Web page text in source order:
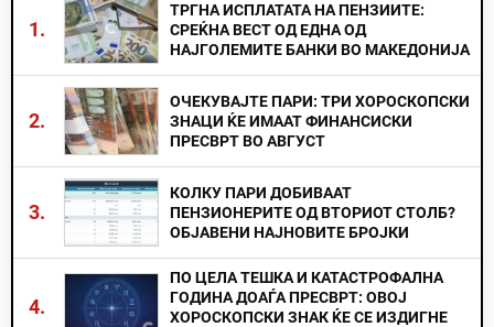
1.
ТРГНА ИСПЛАТАТА НА ПЕНЗИИТЕ:
СРЕЌНА ВЕСТ ОД ЕДНА ОД
НАЈГОЛЕМИТЕ БАНКИ ВО МАКЕДОНИЈА
2.
ОЧЕКУВАЈТЕ ПАРИ: ТРИ ХОРОСКОПСКИ
ЗНАЦИ ЌЕ ИМААТ ФИНАНСИСКИ
ПРЕСВРТ ВО АВГУСТ
3.
КОЛКУ ПАРИ ДОБИВААТ
ПЕНЗИОНЕРИТЕ ОД ВТОРИОТ СТОЛБ?
ОБЈАВЕНИ НАЈНОВИТЕ БРОЈКИ
4.
ПО ЦЕЛА ТЕШКА И КАТАСТРОФАЛНА
ГОДИНА ДОАЃА ПРЕСВРТ: ОВОЈ
ХОРОСКОПСКИ ЗНАК ЌЕ СЕ ИЗДИГНЕ